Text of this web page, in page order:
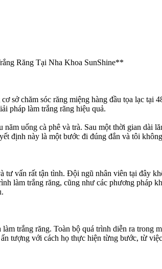
Răng Tại Nha Khoa SunShine**
sở chăm sóc răng miệng hàng đầu tọa lạc
pháp làm trắng răng hiệu quả.
uống cà phê và trà. Sau một thời gian dài
định này là một bước đi đúng đắn và tôi
vấn rất tận tình. Đội ngũ nhân viên tại đây
làm trắng răng, cũng như các phương pháp
trắng răng. Toàn bộ quá trình diễn ra trong
tượng với cách họ thực hiện từng bước, từ